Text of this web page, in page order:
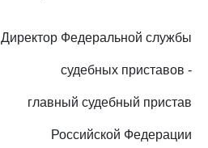
Директор Федеральной службы
судебных приставов -
главный судебный пристав
Российской Федерации